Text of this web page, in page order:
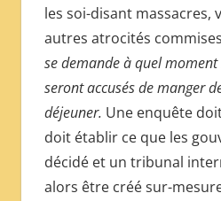
les soi-disant massacres,
autres atrocités
se demande à quel moment
seront accusés de manger
déjeuner. Une enquête
doit établir ce que les
décidé et un tribunal
alors être créé sur-